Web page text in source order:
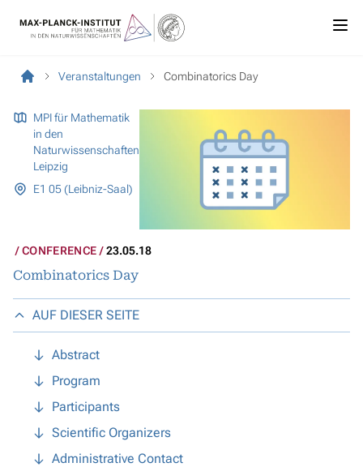
Veranstaltungen Combinatorics Day
MPI für Mathematik
in den
Naturwissenschaften
Leipzig
E1 05 (Leibniz-Saal)
CONFERENCE 23.05.18
Combinatorics Day
AUF DIESER SEITE
Abstract
Program
Participants
Scientific Organizers
Administrative Contact